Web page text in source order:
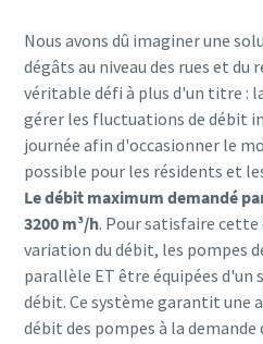
Nous avons dû imaginer une
dégâts au niveau des rues et du
véritable défi à plus d'un titre :
gérer les fluctuations de débit
journée afin d'occasionner le
possible pour les résidents et
Le débit maximum demandé
3200 m³/h. Pour satisfaire
variation du débit, les pompes
parallèle ET être équipées d'un
débit. Ce système garantit une
débit des pompes à la demande